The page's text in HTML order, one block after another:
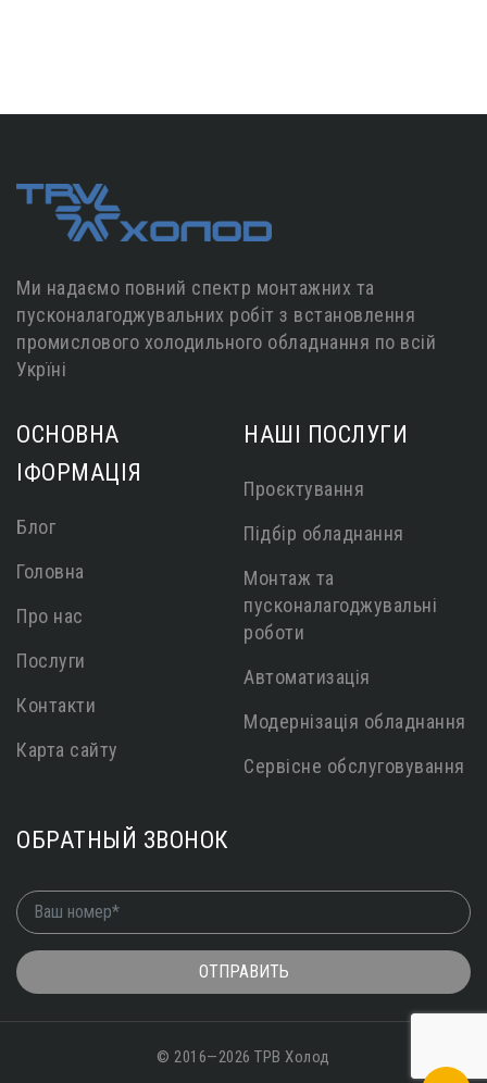
Ми надаємо повний спектр монтажних та
пусконалагоджувальних робіт з встановлення
промислового холодильного обладнання по всій
Укрїні
ОСНОВНА
ІФОРМАЦІЯ
Блог
Головна
Про нас
Послуги
Контакти
Карта сайту
НАШІ ПОСЛУГИ
Проєктування
Підбір обладнання
Монтаж та
пусконалагоджувальні
роботи
Автоматизація
Модернізація обладнання
Сервісне обслуговування
ОБРАТНЫЙ ЗВОНОК
ОТПРАВИТЬ
© 2016—2026 ТРВ Холод